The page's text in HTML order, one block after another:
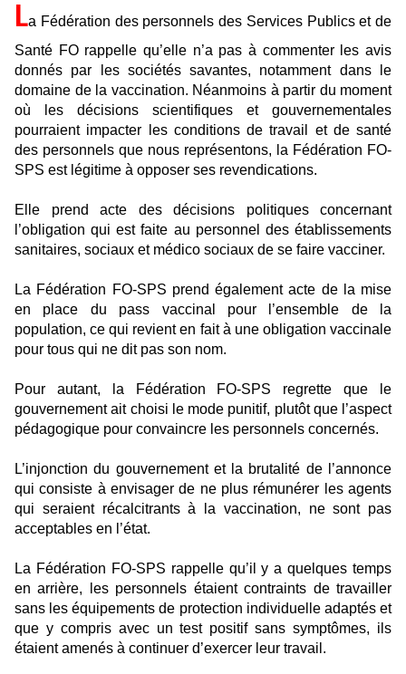
La Fédération des personnels des Services Publics et de
Santé FO rappelle qu’elle n’a pas à commenter les avis
donnés par les sociétés savantes, notamment dans le
domaine de la vaccination. Néanmoins à partir du moment
où les décisions scientifiques et gouvernementales
pourraient impacter les conditions de travail et de santé
des personnels que nous représentons, la Fédération FO-
SPS est légitime à opposer ses revendications.
E lle prend acte des décisions politiques concernant
l’obligation qui est faite au personnel des établissements
sanitaires, sociaux et médico sociaux de se faire vacciner.
La Fédération FO-SPS prend également acte de la mise
en place du pass vaccinal pour l’ensemble de la
population, ce qui revient en fait à une obligation vaccinale
pour tous qui ne dit pas son nom.
Pour autant, la Fédération FO-SPS regrette que le
gouvernement ait choisi le mode punitif, plutôt que l’aspect
pédagogique pour convaincre les personnels concernés.
L’injonction du gouvernement et la brutalité de l’annonce
qui consiste à envisager de ne plus rémunérer les agents
qui seraient récalcitrants à la vaccination, ne sont pas
acceptables en l’état.
La Fédération FO-SPS rappelle qu’il y a quelques temps
en arrière, lespersonnels étaient contraints de travailler
sans leséquipements de protection individuelle adaptés et
que y compris avec un test positif sans symptômes, ils
étaient amenés à continuer d’exercer leur travail.